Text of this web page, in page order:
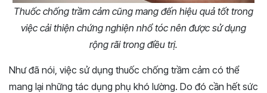
Thuốc chống trầm cảm cũng mang đến hiệu quả tốt trong
việc cải thiện chứng nghiện nhổ tóc nên được sử dụng
rộng rãi trong điều trị.
Như đã nói, việc sử dụng thuốc chống trầm cảm có thể
mang lại những tác dụng phụ khó lường. Do đó cần hết sức